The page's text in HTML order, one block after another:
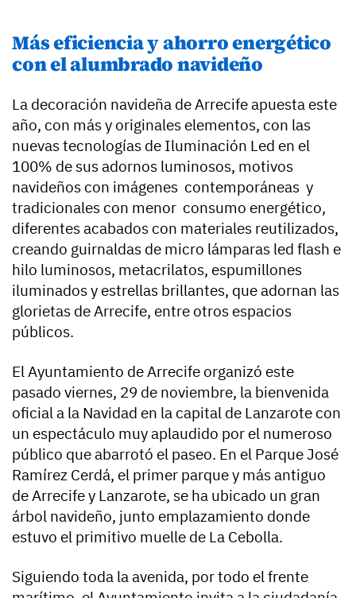
Más eficiencia y ahorro energético
con el alumbrado navideño
La decoración navideña de Arrecife apuesta este
año, con más y originales elementos, con las
nuevas tecnologías de Iluminación Led en el
100% de sus adornos luminosos, motivos
navideños con imágenes contemporáneas y
tradicionales con menor consumo energético,
diferentes acabados con materiales reutilizados,
creando guirnaldas de micro lámparas led flash e
hilo luminosos, metacrilatos, espumillones
iluminados y estrellas brillantes, que adornan las
glorietas de Arrecife, entre otros espacios
públicos.
El Ayuntamiento de Arrecife organizó este
pasado viernes, 29 de noviembre, la bienvenida
oficial a la Navidad en la capital de Lanzarote con
un espectáculo muy aplaudido por el numeroso
público que abarrotó el paseo. En el Parque José
Ramírez Cerdá, el primer parque y más antiguo
de Arrecife y Lanzarote, se ha ubicado un gran
árbol navideño, junto emplazamiento donde
estuvo el primitivo muelle de La Cebolla.
Siguiendo toda la avenida, por todo el frente